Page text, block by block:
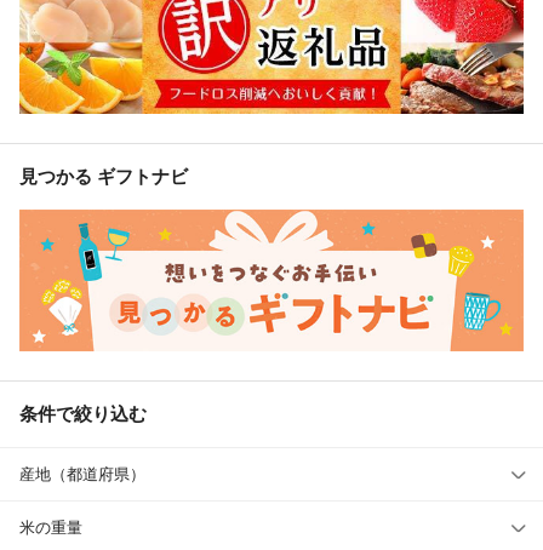
見つかる ギフトナビ
条件で絞り込む
産地（都道府県）
米の重量